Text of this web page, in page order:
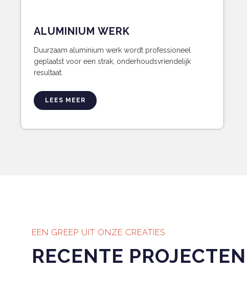
ALUMINIUM WERK
Duurzaam aluminium werk wordt professioneel
geplaatst voor een strak, onderhoudsvriendelijk
resultaat.
LEES MEER
EEN GREEP UIT ONZE CREATIES
RECENTE PROJECTEN